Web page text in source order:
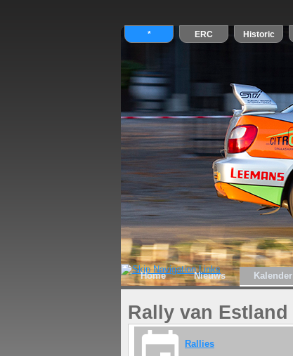
Home Nieuws Kalender
Rally van Estland
Rallies